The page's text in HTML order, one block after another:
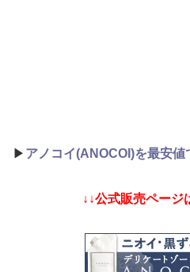
▶ アノコイ(ANOCOI)を最安値
↓↓公式販売ページ